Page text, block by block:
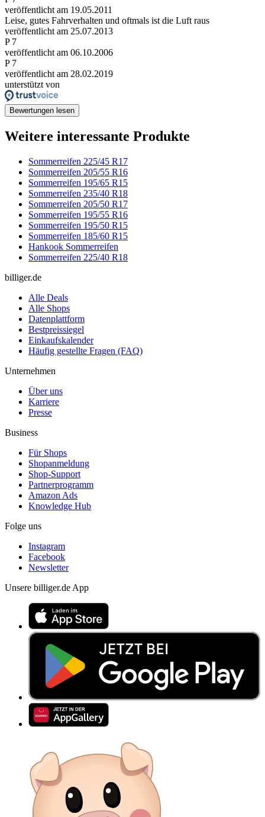
veröffentlicht am 19.05.2011
Leise, gutes Fahrverhalten und oftmals ist die Luft raus
veröffentlicht am 25.07.2013
P 7
veröffentlicht am 06.10.2006
P 7
veröffentlicht am 28.02.2019
unterstützt von
Bewertungen lesen
Weitere interessante Produkte
Sommerreifen 225/45 R17
Sommerreifen 205/55 R16
Sommerreifen 195/65 R15
Sommerreifen 235/40 R18
Sommerreifen 205/50 R17
Sommerreifen 195/55 R16
Sommerreifen 195/50 R15
Sommerreifen 185/60 R15
Hankook Sommerreifen
Sommerreifen 225/40 R18
billiger.de
Alle Deals
Alle Shops
Datenplattform
Bestpreissiegel
Einkaufskalender
Häufig gestellte Fragen (FAQ)
Unternehmen
Über uns
Karriere
Presse
Business
Für Shops
Shopanmeldung
Shop-Support
Partnerprogramm
Amazon Ads
Knowledge Hub
Folge uns
Instagram
Facebook
Newsletter
Unsere billiger.de App